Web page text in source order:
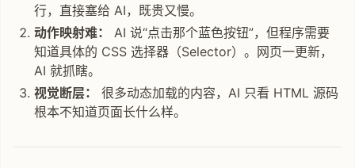
行，直接塞给 AI，既贵又慢。
动作映射难：
AI 说“点击那个蓝色按钮”，但程序需要
知道具体的 CSS 选择器（Selector）。网页一更新，
AI 就抓瞎。
视觉断层：
很多动态加载的内容，AI 只看 HTML 源码
根本不知道页面长什么样。